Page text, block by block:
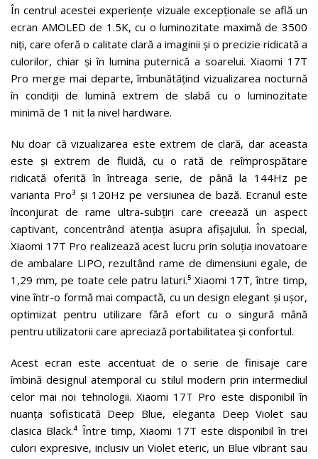
În centrul acestei experiențe vizuale excepționale se află un
ecran AMOLED de 1.5K, cu o luminozitate maximă de 3500
niți, care oferă o calitate clară a imaginii și o precizie ridicată a
culorilor, chiar și în lumina puternică a soarelui. Xiaomi 17T
Pro merge mai departe, îmbunătățind vizualizarea nocturnă
în condiții de lumină extrem de slabă cu o luminozitate
minimă de 1 nit la nivel hardware.
Nu doar că vizualizarea este extrem de clară, dar aceasta
este și extrem de fluidă, cu o rată de reîmprospătare
ridicată oferită în întreaga serie, de până la 144Hz pe
varianta Pro³ și 120Hz pe versiunea de bază. Ecranul este
înconjurat de rame ultra-subțiri care creează un aspect
captivant, concentrând atenția asupra afișajului. În special,
Xiaomi 17T Pro realizează acest lucru prin soluția inovatoare
de ambalare LIPO, rezultând rame de dimensiuni egale, de
1,29 mm, pe toate cele patru laturi.⁵ Xiaomi 17T, între timp,
vine într-o formă mai compactă, cu un design elegant și ușor,
optimizat pentru utilizare fără efort cu o singură mână
pentru utilizatorii care apreciază portabilitatea și confortul.
Acest ecran este accentuat de o serie de finisaje care
îmbină designul atemporal cu stilul modern prin intermediul
celor mai noi tehnologii. Xiaomi 17T Pro este disponibil în
nuanța sofisticată Deep Blue, eleganta Deep Violet sau
clasica Black.⁴ Între timp, Xiaomi 17T este disponibil în trei
culori expresive, inclusiv un Violet eteric, un Blue vibrant sau